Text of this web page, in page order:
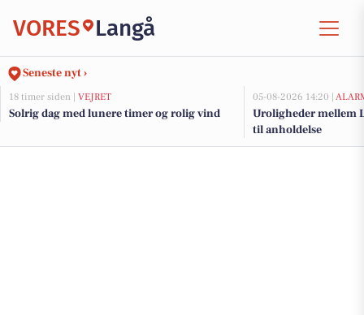
VORES Langå
Seneste nyt ›
18 timer siden | VEJRET
Solrig dag med lunere timer og rolig vind
05-08-2026 14:20 |
Uroligheder mellem
til anholdelse